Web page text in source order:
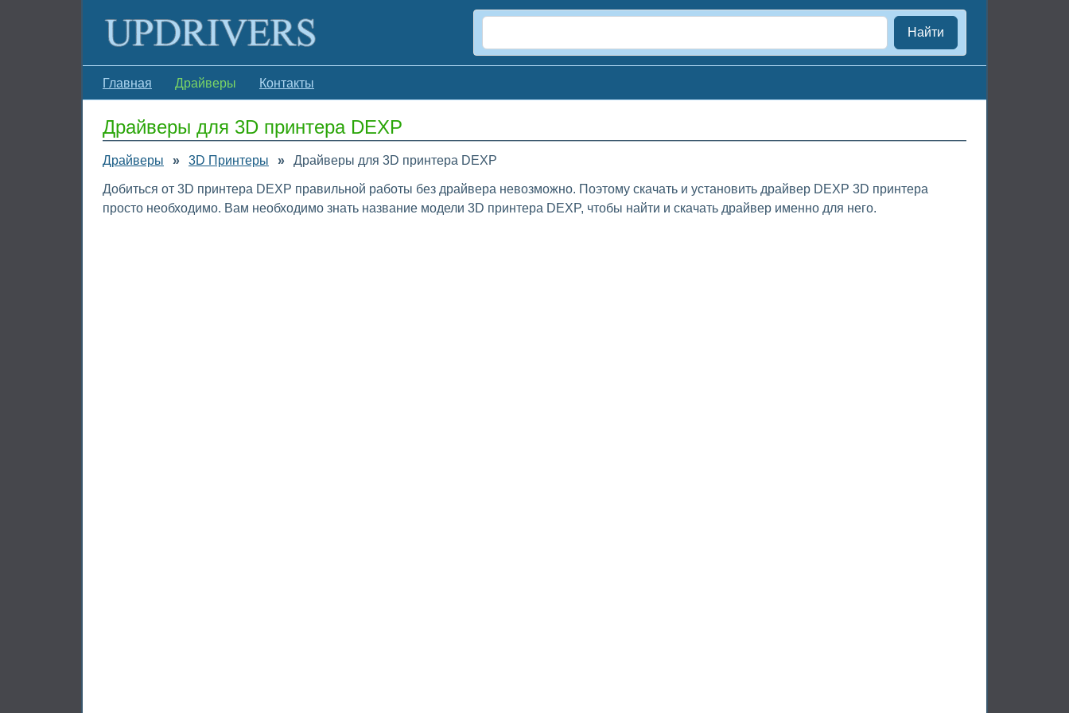
Найти
Главная Драйверы Контакты
Драйверы для 3D принтера DEXP
Драйверы » 3D Принтеры » Драйверы для 3D принтера DEXP
Добиться от 3D принтера DEXP правильной работы без драйвера невозможно. Поэтому скачать и установить драйвер DEXP 3D принтера
просто необходимо. Вам необходимо знать название модели 3D принтера DEXP, чтобы найти и скачать драйвер именно для него.